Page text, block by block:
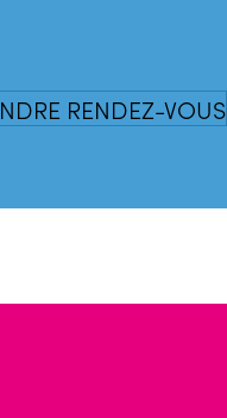
RENDEZ-VOUS